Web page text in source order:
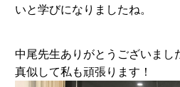
いと学びになりましたね。
中尾先生ありがとうございまし
真似して私も頑張ります！